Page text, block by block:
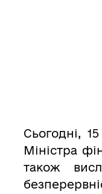
Сьогодні,
Міністра
також